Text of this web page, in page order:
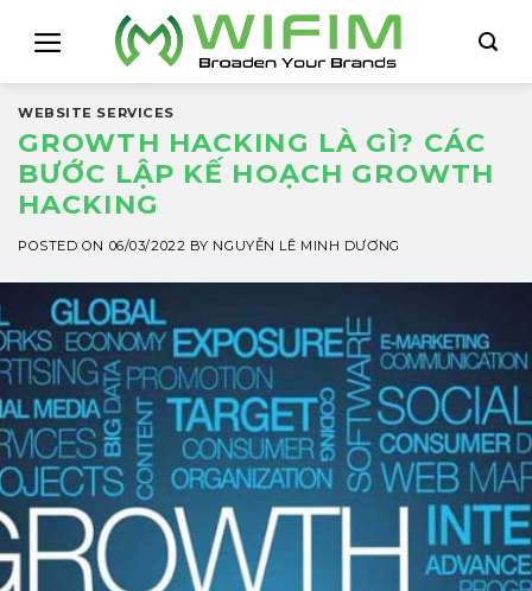
content
WEBSITE SERVICES
GROWTH HACKING LÀ GÌ? CÁC
BƯỚC LẬP KẾ HOẠCH GROWTH
HACKING
POSTED ON 06/03/2022 BY NGUYỄN LÊ MINH DƯƠNG